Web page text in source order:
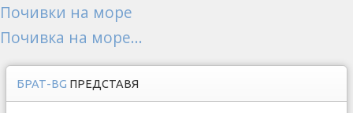
Почивки на море
Почивка на море...
БРАТ-BG ПРЕДСТАВЯ